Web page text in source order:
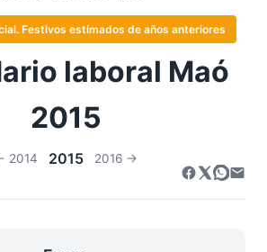
Festivos estimados de años anteriores
laboral Maó
2015
2014 2015 2016 →